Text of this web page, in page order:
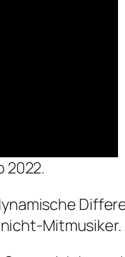
2022.
Mitmusiker.